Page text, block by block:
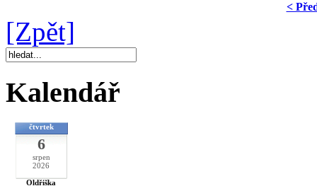
<
[Zpět]
Kalendář
čtvrtek
6
srpen
2026
Oldřiška